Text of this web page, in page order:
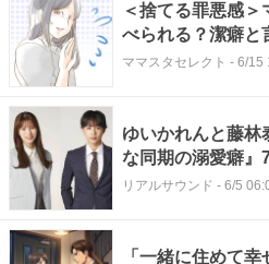
＜捨てる罪悪感
べられる？潔癖と
る
ママスタセレクト - 6/15
ゆいかれんと藤
な同期の溺愛癖』
送
リアルサウンド - 6/5
「一緒に住めて